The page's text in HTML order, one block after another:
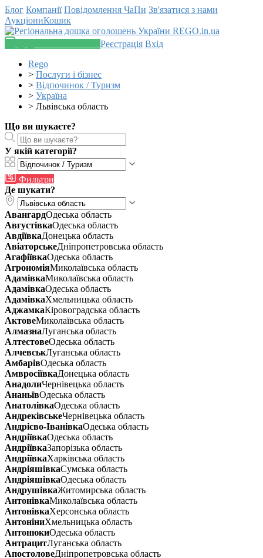
Блог Компанії Повідомлення ЧаПи Зв'язатися з нами
АукціониКошик
Реєстрація Вхід
Rego
> Послуги і бізнес
> Відпочинок / Туризм
> Україна
> Львівська область
Що ви шукаєте?
У якій категорії?
Фильтри
Де шукати?
АвангардОдеська область
АвгустівкаОдеська область
АвдіївкаДонецька область
АвіаторськеДніпропетровська область
АгафіївкаОдеська область
АгрономіяМиколаївська область
АдамівкаМиколаївська область
АдамівкаОдеська область
АдамівкаХмельницька область
АджамкаКіровоградська область
АктовеМиколаївська область
АлмазнаЛуганська область
АлтестовеОдеська область
АлчевськЛуганська область
АмбарівОдеська область
АмвросіївкаДонецька область
АнадолиЧернівецька область
АнаньївОдеська область
АнатолівкаОдеська область
АндреківськеЧернівецька область
Андрієво-ІванівкаОдеська область
АндріївкаОдеська область
АндріївкаЗапорізька область
АндріївкаХарківська область
АндріяшівкаСумська область
АндріяшівкаОдеська область
АндрушівкаЖитомирська область
АнтонівкаМиколаївська область
АнтонівкаХерсонська область
АнтоніниХмельницька область
АнтонюкиОдеська область
АнтрацитЛуганська область
АпостоловеДніпропетровська область